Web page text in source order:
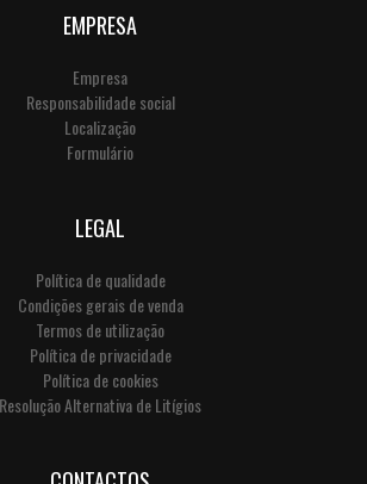
EMPRESA
Empresa
Responsabilidade social
Localização
Formulário
LEGAL
Política de qualidade
Condições gerais de venda
Termos de utilização
Política de privacidade
Política de cookies
Resolução Alternativa de Litígios